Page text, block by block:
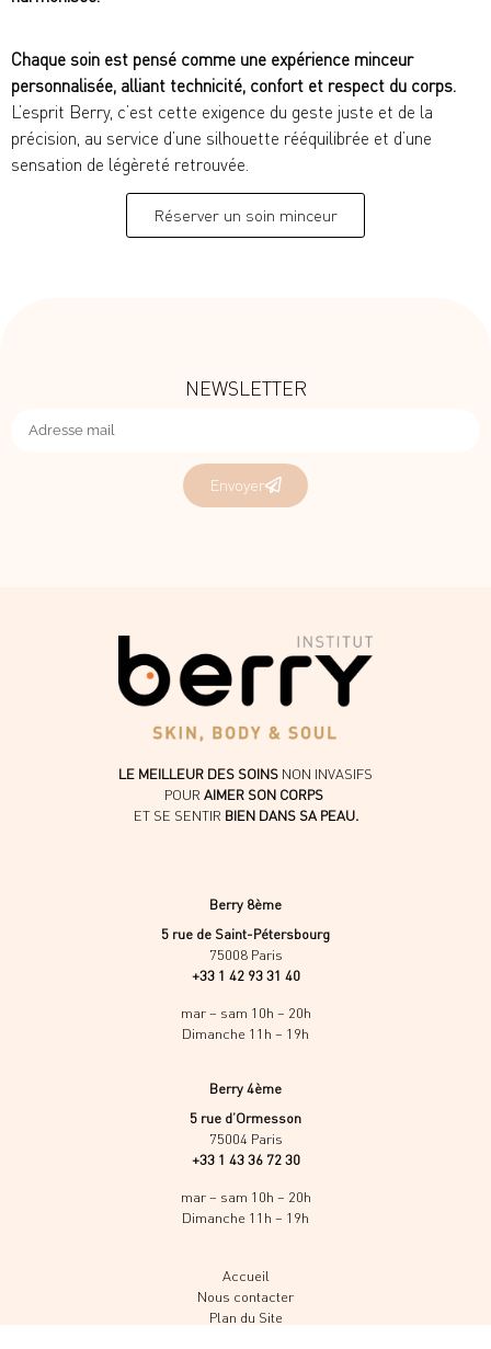
Chaque soin est pensé comme une expérience minceur
personnalisée, alliant technicité, confort et respect du corps.
L’esprit Berry, c’est cette exigence du geste juste et de la
précision, au service d’une silhouette rééquilibrée et d’une
sensation de légèreté retrouvée.
Réserver un soin minceur
NEWSLETTER
Envoyer
LE MEILLEUR DES SOINS NON INVASIFS
POUR AIMER SON CORPS
ET SE SENTIR BIEN DANS SA PEAU.
Berry 8ème
5 rue de Saint-Pétersbourg
75008 Paris
+33 1 42 93 31 40
mar – sam 10h – 20h
Dimanche 11h – 19h
Berry 4ème
5 rue d’Ormesson
75004 Paris
+33 1 43 36 72 30
mar – sam 10h – 20h
Dimanche 11h – 19h
Accueil
Nous contacter
Plan du Site